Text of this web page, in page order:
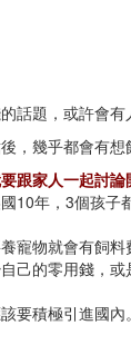
話題，或許會
，幾乎都會有
跟家人一起討論
10年，3個孩子
寵物就會有飼
己的零用錢，或
要積極引進國內。